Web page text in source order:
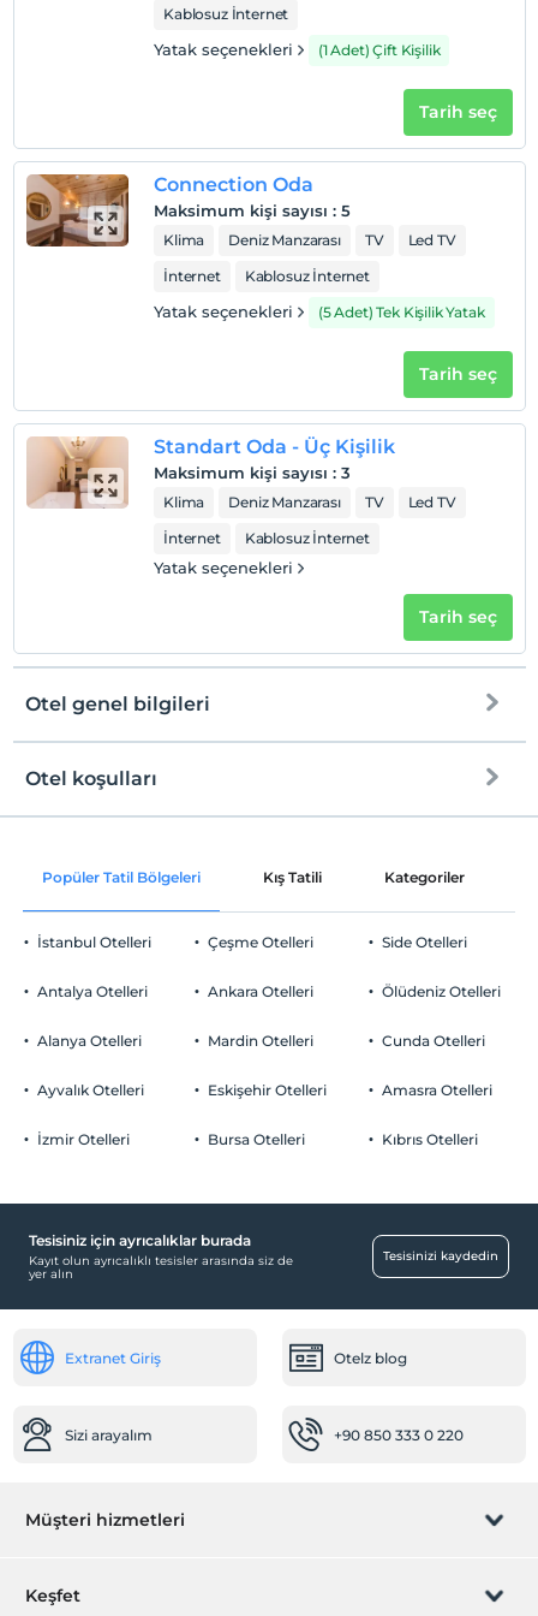
En erken saat 14:00 ve sonrası
Evcil hayvan kabul edilmemektedir.
Sigara
Odalarda sigara içilmez
2 yaşına kadar olan bebekler ücretsizdir.
Her bir oda için 8 yaşına kadar 1 çocuk ücretsizdir
Kablosuz İnternet
Yatak seçenekleri (1 Adet) Çift Kişilik
Tarih seç
Connection Oda
Maksimum kişi sayısı : 5
Klima Deniz Manzarası TV
Led TV
İnternet
Kablosuz İnternet
Yatak seçenekleri (5 Adet) Tek Kişilik Yatak
Tarih seç
Standart Oda - Üç Kişilik
Maksimum kişi sayısı : 3
Klima Deniz Manzarası TV
Led TV
İnternet
Kablosuz İnternet
Yatak seçenekleri
Tarih seç
Otel genel bilgileri
Ortak alanlar ve tüm odalar
Otopark
Ücretli Özel Otopark
Ortak Alanlar
Aile odaları
Ulaşım
Otel koşulları
Check/in
Check/out
En geç saat 12:00 ve öncesi
Evcil Hayvan
2 yaşına kadar olan bebekler ücretsizdir.
Popüler Tatil Bölgeleri Kış Tatili Kategoriler
İstanbul Otelleri
Antalya Otelleri
Alanya Otelleri
Ayvalık Otelleri
İzmir Otelleri
Çeşme Otelleri
Ankara Otelleri
Mardin Otelleri
Eskişehir Otelleri
Bursa Otelleri
Side Otelleri
Ölüdeniz Otelleri
Cunda Otelleri
Amasra Otelleri
Kıbrıs Otelleri
Tesisiniz için ayrıcalıklar burada
Kayıt olun ayrıcalıklı tesisler arasında siz de
yer alın
Tesisinizi kaydedin
Extranet Giriş Otelz blog
Sizi arayalım +90 850 333 0 220
Müşteri hizmetleri
Rezervasyon yönet
Keşfet